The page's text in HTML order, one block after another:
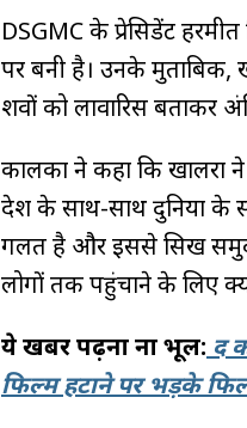
DSGMC के प्रेसिडेंट
पर बनी है। उनके मुताबिक,
शवों को लावारिस बताकर
कालका ने कहा कि खालरा
देश के साथ-साथ दुनिया के
गलत है और इससे सिख
लोगों तक पहुंचाने के लिए
ये खबर पढ़ना ना भूलें: द
फिल्म हटाने पर भड़के